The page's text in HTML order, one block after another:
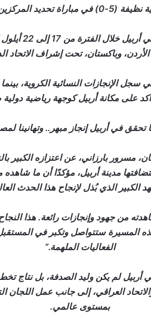
الثالث والرابع.
يُذكر أن هذه
وباكستان، تحت إشراف الاتحاد
الإنجازات النسائية الكروية،
على مكانة أربيل كوجهة رياضية
في أربيل إنجاز مبهر.. وتهانينا
مسرور بارزاني، عن اعتزازه الكبير
مدينة أربيل، مؤكدًا أن ما شاهده
الكبير الذي بُذل لإنجاح هذا الحدث
من جهود وإنجازات رائعة. هذا
المسيرة ستتواصل وتكبر في
الفعاليات الملهمة.”
لم يكن وليد الصدفة، بل نتاج
العراقي، إلى جانب عمل اللجان
بمستوى عالمي.